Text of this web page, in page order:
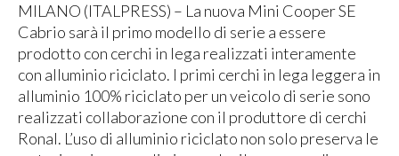
MILANO (ITALPRESS) – La nuova Mini Cooper SE
Cabrio sarà il primo modello di serie a essere
prodotto con cerchi in lega realizzati interamente
con alluminio riciclato. I primi cerchi in lega leggera in
alluminio 100% riciclato per un veicolo di serie sono
realizzati collaborazione con il produttore di cerchi
Ronal. L’uso di alluminio riciclato non solo preserva le